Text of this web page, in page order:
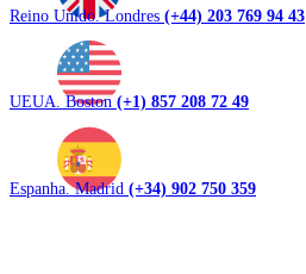
Reino Unido. Londres (+44) 203 769 94 43
UEUA. Boston(+1) 857 208 72 49
Espanha. Madrid (+34) 902 750 359